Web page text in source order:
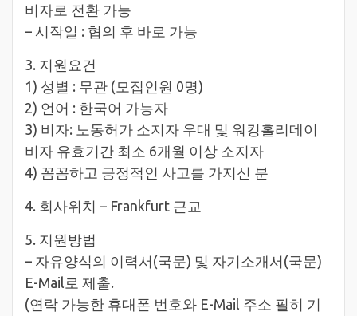
비자로 전환 가능
– 시작일 : 협의 후 바로 가능
3. 지원요건
1) 성별 : 무관 (모집인원 0명)
2) 언어 : 한국어 가능자
3) 비자: 노동허가 소지자 우대 및 워킹홀리데이
비자 유효기간 최소 6개월 이상 소지자
4) 꼼꼼하고 긍정적인 사고를 가지신 분
4. 회사위치 – Frankfurt 근교
5. 지원방법
– 자유양식의 이력서(국문) 및 자기소개서(국문)
E-Mail로 제출.
(연락 가능한 휴대폰 번호와 E-Mail 주소 필히 기